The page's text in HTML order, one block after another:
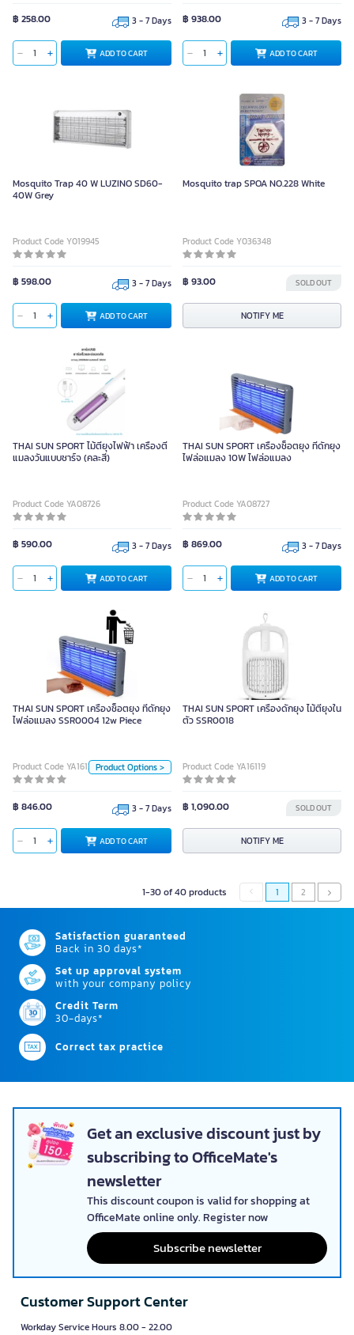
฿ 258.00 3 - 7 Days
ADD TO CART
฿ 938.00 3 - 7 Days
ADD TO CART
Mosquito Trap 40 W LUZINO SD60-
40W Grey
Product Code Y019945
฿ 598.00 3 - 7 Days
ADD TO CART
Mosquito trap SPOA NO.228 White
Product Code Y036348
฿ 93.00 SOLD OUT
NOTIFY ME
THAI SUN SPORT ไม้ตียุงไฟฟ้า เครื่องตี
แมลงวันแบบชาร์จ (คละสี)
Product Code YA08726
฿ 590.00 3 - 7 Days
ADD TO CART
THAI SUN SPORT เครื่องช็อตยุง ที่ดักยุง
ไฟล่อแมลง 10W ไฟล่อแมลง
Product Code YA08727
฿ 869.00 3 - 7 Days
ADD TO CART
THAI SUN SPORT เครื่องช็อตยุง ที่ดักยุง
ไฟล่อแมลง SSR0004 12w Piece
Product Code YA16123Product Options >
฿ 846.00 3 - 7 Days
ADD TO CART
THAI SUN SPORT เครื่องช็อตยุง ที่
ดักยุง ไฟล่อแมลง SSR0004 12w
Piece
Unit
6w
8w
10w
12w
ADD TO CART
THAI SUN SPORT เครื่องดักยุง ไม้ตียุงใน
ตัว SSR0018
Product Code YA16119
฿ 1,090.00 SOLD OUT
NOTIFY ME
1-30 of 40 products 1 2
Satisfaction guaranteed
Back in 30 days*
Set up approval system
with your company policy
Credit Term
30-days*
Correct tax practice
Get an exclusive discount just by
subscribing to OfficeMate's
newsletter
This discount coupon is valid for shopping at
OfficeMate online only. Register now
Subscribe newsletter
Customer Support Center
Workday Service Hours 8.00 - 22.00